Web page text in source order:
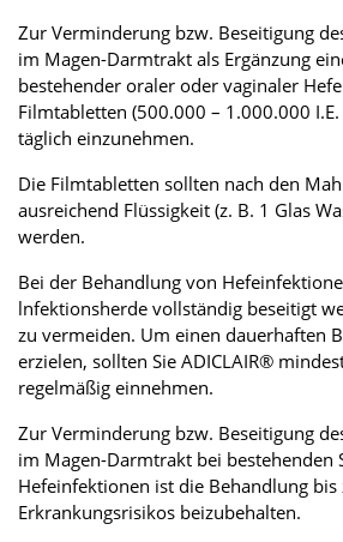
Zur Verminderung bzw. Beseitigung
im Magen-Darmtrakt als Ergänzung
bestehender oraler oder vaginaler
Filmtabletten (500.000 – 1.000.000
täglich einzunehmen.
Die Filmtabletten sollten nach den
ausreichend Flüssigkeit (z. B. 1 Glas
werden.
Bei der Behandlung von
lnfektionsherde vollständig beseitigt
zu vermeiden. Um einen dauerhaften
erzielen, sollten Sie ADICLAIR®
regelmäßig einnehmen.
Zur Verminderung bzw. Beseitigung
im Magen-Darmtrakt bei bestehenden
Hefeinfektionen ist die Behandlung bis
Erkrankungsrisikos beizubehalten.